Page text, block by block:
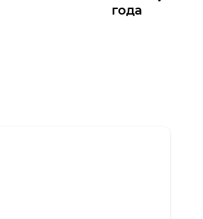
года